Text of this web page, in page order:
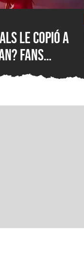
le copió a
Fans
Hood con el